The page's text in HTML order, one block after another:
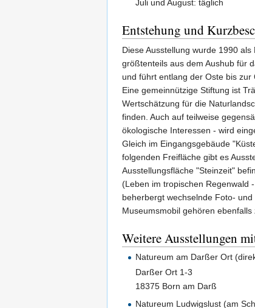
Juli und August: täglich
Entstehung und
Diese Ausstellung wurde 1990
größtenteils aus dem Aushub für
und führt entlang der Oste bis zur
Eine gemeinnützige Stiftung ist
Wertschätzung für die
finden. Auch auf teilweise
ökologische Interessen - wird
Gleich im Eingangsgebäude
folgenden Freifläche gibt es
Ausstellungsfläche "Steinzeit"
(Leben im tropischen Regenwald
beherbergt wechselnde Foto-
Museumsmobil gehören
Weitere Ausstellungen
Natureum am Darßer Ort
Darßer Ort 1-3
18375 Born am Darß
Natureum Ludwigslust (am